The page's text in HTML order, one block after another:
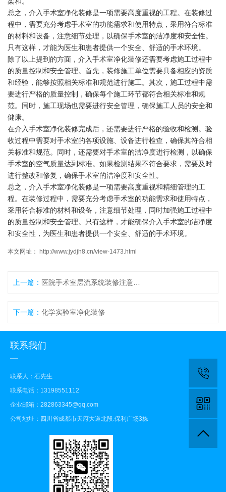
总之，介入手术室净化装修是一项需要高度重视的工程。在装修过
程中，需要充分考虑手术室的功能需求和使用特点，采用符合标准
的材料和设备，注意细节处理，以确保手术室的洁净度和安全性。
只有这样，才能为医生和患者提供一个安全、舒适的手术环境。
除了以上提到的方面，介入手术室净化装修还需要考虑施工过程中
的质量控制和安全管理。首先，装修施工单位需要具备相应的资质
和经验，能够按照相关标准和规范进行施工。其次，施工过程中需
要进行严格的质量控制，确保每个施工环节都符合相关标准和规
范。同时，施工现场也需要进行安全管理，确保施工人员的安全和
健康。
在介入手术室净化装修完成后，还需要进行严格的验收和检测。验
收过程中需要对手术室的各项设施、设备进行检查，确保其符合相
关标准和规范。同时，还需要对手术室的洁净度进行检测，以确保
手术室的空气质量达到标准。如果检测结果不符合要求，需要及时
进行整改和修复，确保手术室的洁净度和安全性。
总之，介入手术室净化装修是一项需要高度重视和精细管理的工
程。在装修过程中，需要充分考虑手术室的功能需求和使用特点，
采用符合标准的材料和设备，注意细节处理，同时加强施工过程中
的质量控制和安全管理。只有这样，才能确保介入手术室的洁净度
和安全性，为医生和患者提供一个安全、舒适的手术环境。
本文网址： http://www.jydjh8.cn/view-1473.html
上一篇：
下一篇： 化学实验室净化装修
联系我们
联系人：石先生
联系电话：13198551112
企业邮箱：282863345@qq.com
公司地址：四川省成都市天府大道北段.保利广场3栋